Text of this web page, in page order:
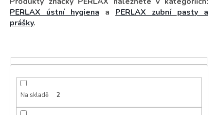
PERLAX ústní hygiena a PERLAX zubní pasty a
prášky.
Na skladě 2